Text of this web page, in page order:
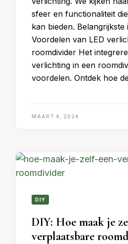
sfeer en functionaliteit
kan bieden. Belangrijkste
Voordelen van LED
roomdivider Het
verlichting in een
voordelen. Ontdek hoe
MAART 4, 2024
DIY
DIY: Hoe maak je
verplaatsbare